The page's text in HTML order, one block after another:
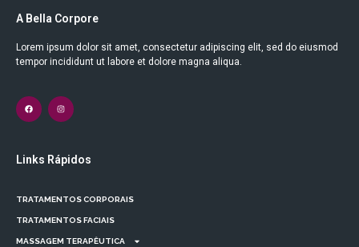
A Bella Corpore
Lorem ipsum dolor sit amet, consectetur adipiscing elit, sed do eiusmod
tempor incididunt ut labore et dolore magna aliqua.
Links Rápidos
TRATAMENTOS CORPORAIS
TRATAMENTOS FACIAIS
MASSAGEM TERAPÊUTICA